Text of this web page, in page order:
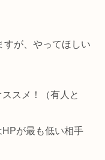
すが、やってほしい
スメ！（有人と
が最も低い相手